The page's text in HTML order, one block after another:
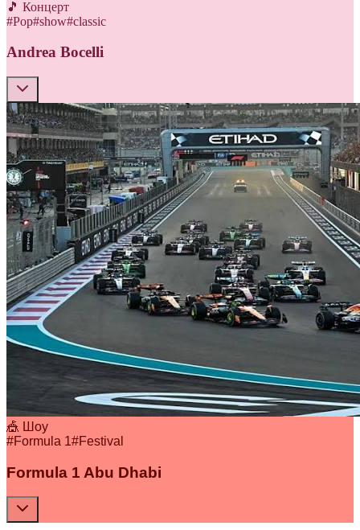
🎵 Концерт
#Pop#show#classic
Andrea Bocelli
🎪 Шоу
#Formula 1#Festival
Formula 1 Abu Dhabi